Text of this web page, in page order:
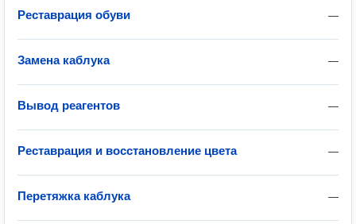
—
Реставрация обуви
—
Замена каблука
—
Вывод реагентов
—
Реставрация и восстановление цвета
—
Перетяжка каблука